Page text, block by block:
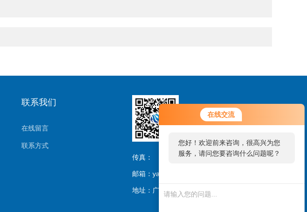
在线交流
您好！欢迎前来咨询，很高兴为您
服务，请问您要咨询什么问题呢？
联系我们
在线留言
联系方式
扫码关注
传真：
邮箱：yangch@gimgc.com
地址：广东省广州市黄埔区科学城尖塔山路1号